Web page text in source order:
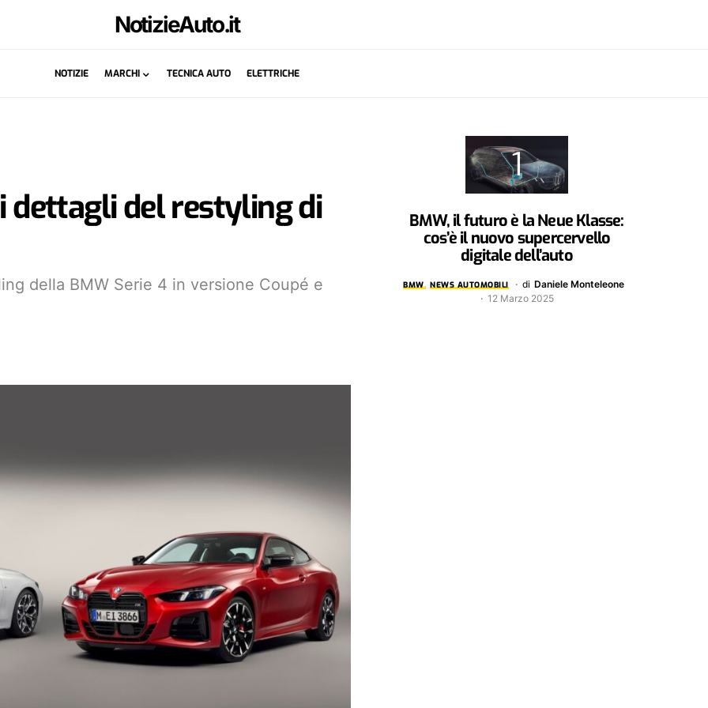
NotizieAuto.it
NOTIZIE MARCHI TECNICA AUTO ELETTRICHE
dettagli del restyling di
della BMW Serie 4 in versione Coupé e
BMW, il futuro è la Neue Klasse:
cos’è il nuovo supercervello
digitale dell’auto
BMW NEWS AUTOMOBILI di Daniele Monteleone
12 Marzo 2025